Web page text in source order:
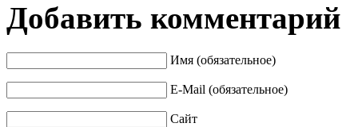
Добавить комментарий
Имя (обязательное)
E-Mail (обязательное)
Сайт